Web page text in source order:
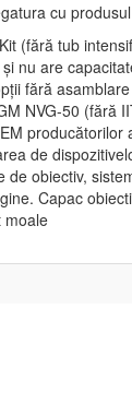
cu produsul
(fără tub
nu are
fără
NVG-50 (fără
producătorilor
de
de obiectiv,
Capac
moale